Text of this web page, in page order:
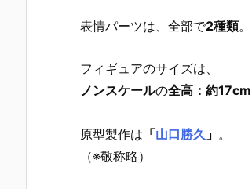
表情パーツは、全部で2種類。
フィギュアのサイズは、
ノンスケールの全高：約17cm
原型製作は 「山口勝久 」 。
（※敬称略）